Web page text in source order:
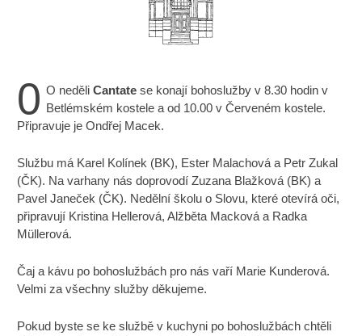
0 O neděli Cantatese konají bohoslužby v 8.30 hodin v
Betlémském kostele a od 10.00 v Červeném kostele.
Připravuje je Ondřej Macek.
Službu má Karel Kolínek (BK), Ester Malachová a Petr Zukal
(ČK). Na varhany nás doprovodí Zuzana Blažková (BK) a
Pavel Janeček (ČK). Nedělní školu o Slovu, které otevírá oči,
připravují Kristina Hellerová, Alžběta Macková a Radka
Müllerová.
Čaj a kávu po bohoslužbách pro nás vaří Marie Kunderová.
Velmi za všechny služby děkujeme.
Pokud byste se ke službě v kuchyni po bohoslužbách chtěli